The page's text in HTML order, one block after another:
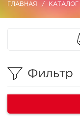
ГЛАВНАЯ КАТАЛОГ
Фильтр